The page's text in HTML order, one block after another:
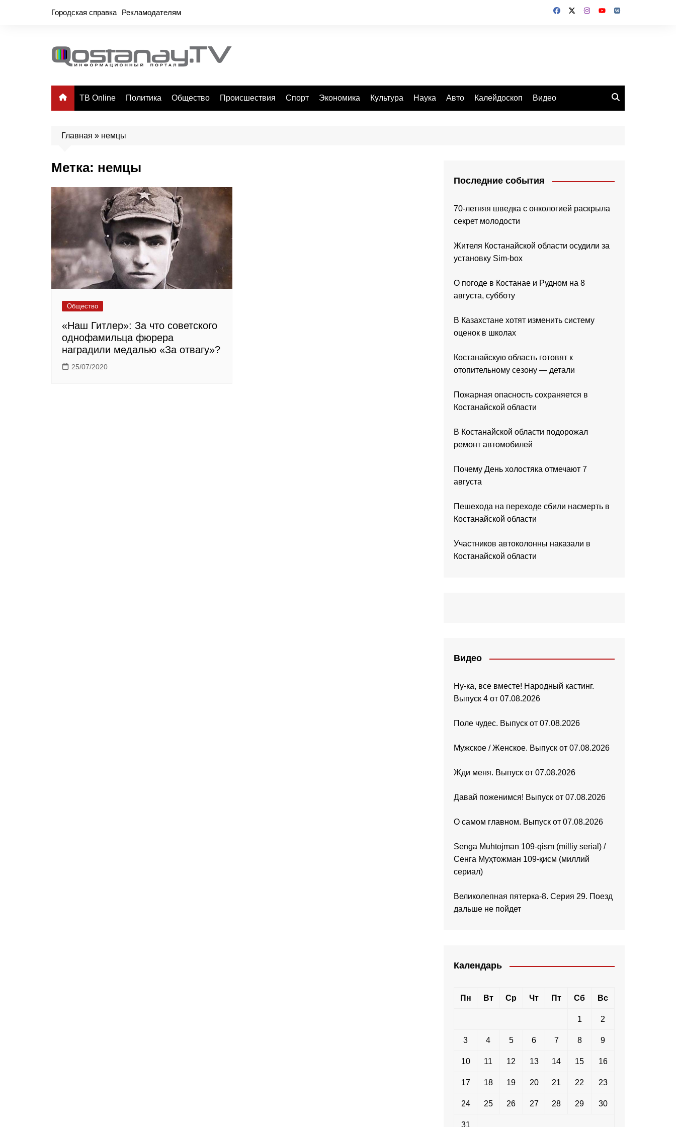
Городская справка Рекламодателям
ТВ Online Политика Общество Происшествия Спорт Экономика Культура Наука Авто Калейдоскоп Видео
Главная » немцы
Метка: немцы
Общество
«Наш Гитлер»: За что советского
однофамильца фюрера
наградили медалью «За отвагу»?
25/07/2020
Последние события
70-летняя шведка с онкологией раскрыла
секрет молодости
Жителя Костанайской области осудили за
установку Sim-box
О погоде в Костанае и Рудном на 8
августа, субботу
В Казахстане хотят изменить систему
оценок в школах
Костанайскую область готовят к
отопительному сезону — детали
Пожарная опасность сохраняется в
Костанайской области
В Костанайской области подорожал
ремонт автомобилей
Почему День холостяка отмечают 7
августа
Пешехода на переходе сбили насмерть в
Костанайской области
Участников автоколонны наказали в
Костанайской области
Видео
Ну-ка, все вместе! Народный кастинг.
Выпуск 4 от 07.08.2026
Поле чудес. Выпуск от 07.08.2026
Мужское / Женское. Выпуск от 07.08.2026
Жди меня. Выпуск от 07.08.2026
Давай поженимся! Выпуск от 07.08.2026
О самом главном. Выпуск от 07.08.2026
Senga Muhtojman 109-qism (milliy serial) /
Сенга Муҳтожман 109-қисм (миллий
сериал)
Великолепная пятерка-8. Серия 29. Поезд
дальше не пойдет
Календарь
Пн Вт Ср Чт Пт Сб Вс
1 2
3 4 5 6 7 8 9
10 11 12 13 14 15 16
17 18 19 20 21 22 23
24 25 26 27 28 29 30
31